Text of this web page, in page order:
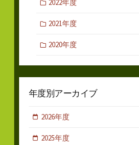
2022年度
2021年度
2020年度
年度別アーカイブ
2026年度
2025年度